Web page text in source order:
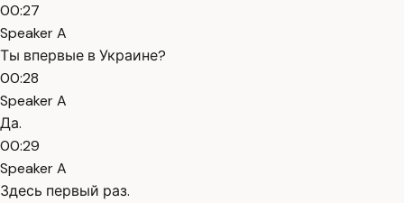
00:27
Speaker A
Ты впервые в Украине?
00:28
Speaker A
Да.
00:29
Speaker A
Здесь первый раз.